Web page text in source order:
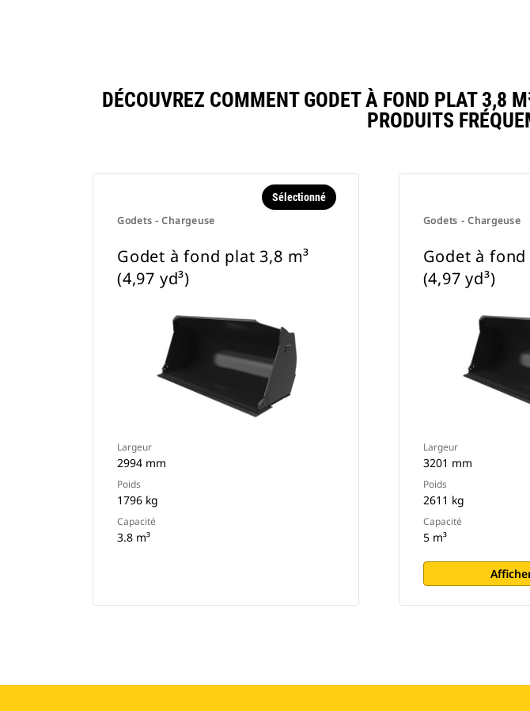
DÉCOUVREZ COMMENT GODET À FOND PLAT 3,8
PRODUITS
Godets - Chargeuse
Sélectionné
Godet à fond plat 3,8 m³
(4,97 yd³)
Largeur
2994 mm
Poids
1796 kg
Capacité
3.8 m³
Godets - Chargeuse
Godet à fond
(4,97 yd³)
Largeur
3201 mm
Poids
2611 kg
Capacité
5 m³